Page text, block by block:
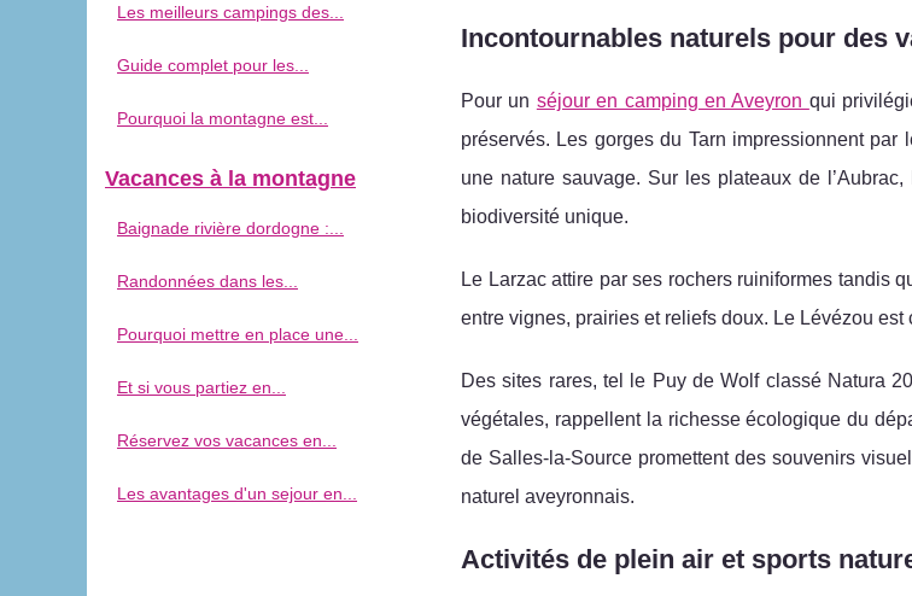
Incontournables naturels pour des
Pour un séjour en camping en Aveyron qui
préservés. Les gorges du Tarn impressionnent
une nature sauvage. Sur les plateaux de
biodiversité unique.
Le Larzac attire par ses rochers ruiniformes tandis
entre vignes, prairies et reliefs doux. Le Lévézou
Des sites rares, tel le Puy de Wolf classé Natura
végétales, rappellent la richesse écologique du
de Salles-la-Source promettent des souvenirs
naturel aveyronnais.
Activités de plein air et sports
Les meilleurs campings des...
Guide complet pour les...
Pourquoi la montagne est...
Vacances à la montagne
Baignade rivière dordogne :...
Randonnées dans les...
Pourquoi mettre en place une...
Et si vous partiez en...
Réservez vos vacances en...
Les avantages d'un sejour en...